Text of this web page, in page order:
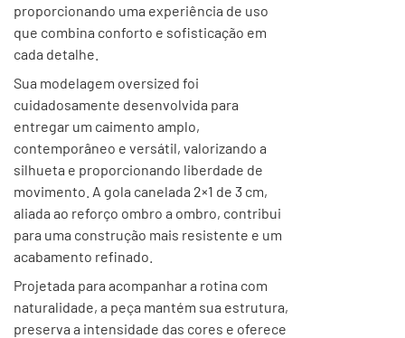
proporcionando uma experiência de uso
que combina conforto e sofisticação em
cada detalhe.
Sua modelagem oversized foi
cuidadosamente desenvolvida para
entregar um caimento amplo,
contemporâneo e versátil, valorizando a
silhueta e proporcionando liberdade de
movimento. A gola canelada 2×1 de 3 cm,
aliada ao reforço ombro a ombro, contribui
para uma construção mais resistente e um
acabamento refinado.
Projetada para acompanhar a rotina com
naturalidade, a peça mantém sua estrutura,
preserva a intensidade das cores e oferece